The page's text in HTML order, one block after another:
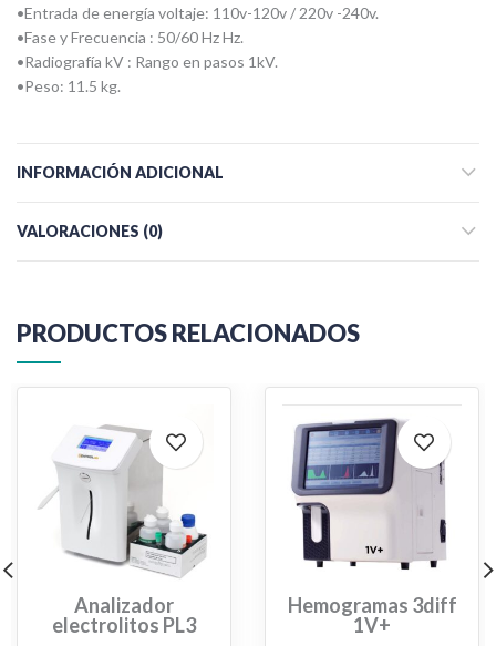
•Entrada de energía voltaje: 110v-120v / 220v -240v.
•Fase y Frecuencia : 50/60 Hz Hz.
•Radiografía kV : Rango en pasos 1kV.
•Peso: 11.5 kg.
INFORMACIÓN ADICIONAL
VALORACIONES (0)
PRODUCTOS RELACIONADOS
Analizador
electrolitos PL3
Hemogramas 3diff
1V+